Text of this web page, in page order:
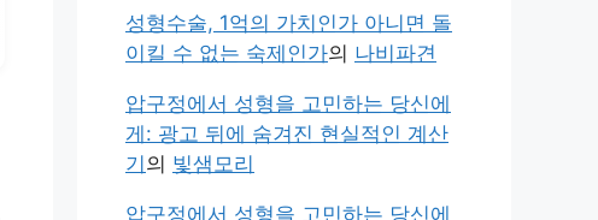
성형수술, 1억의 가치인가 아니면 돌
이킬 수 없는 숙제인가의 나비파견
압구정에서 성형을 고민하는 당신에
게: 광고 뒤에 숨겨진 현실적인 계산
기 의 빛샘모리
압구정에서 성형을 고민하는 당신에